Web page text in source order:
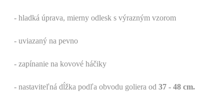
- hladká úprava, mierny odlesk s výrazným vzorom
- uviazaný na pevno
- zapínanie na kovové háčiky
- nastaviteľná dĺžka podľa obvodu goliera od 37 - 48 cm.